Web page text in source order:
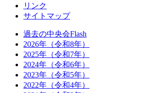
リンク
サイトマップ
過去の中央会Flash
2026年（令和8年）
2025年（令和7年）
2024年（令和6年）
2023年（令和5年）
2022年（令和4年）